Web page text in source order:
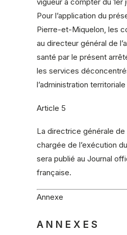
Pour l’application du
Pierre-et-Miquelon, les
au directeur général de
santé par le présent
les services
l’administration
Article 5
La directrice générale
chargée de l’exécution
sera publié au Journal
française.
Annexe
A N N E X E S